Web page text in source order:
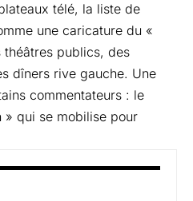
télé, la liste de
une caricature du «
publics, des
dîners rive gauche. Une
commentateurs : le
qui se mobilise pour